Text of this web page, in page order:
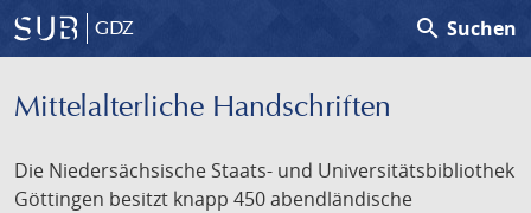
GDZ search Suchen
Mittelalterliche Handschriften
Die Niedersächsische Staats- und Universitätsbibliothek
Göttingen besitzt knapp 450 abendländische